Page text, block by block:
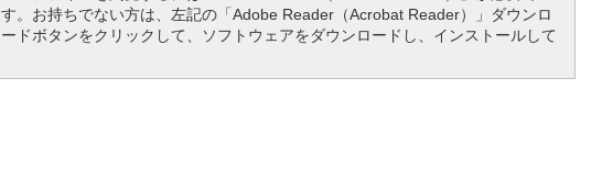
す。お持ちでない方は、左記の「Adobe Reader（Acrobat Reader）」ダウンロ
ードボタンをクリックして、ソフトウェアをダウンロードし、インストールして